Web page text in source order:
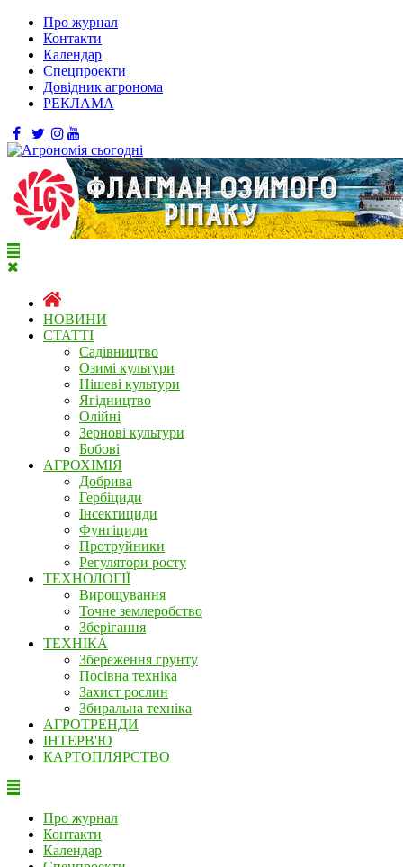
Про журнал
Контакти
Календар
Спецпроекти
Довідник агронома
РЕКЛАМА
НОВИНИ
СТАТТІ
Садівництво
Озимі культури
Нішеві культури
Ягідництво
Олійні
Зернові культури
Бобові
АГРОХІМІЯ
Добрива
Гербіциди
Інсектициди
Фунгіциди
Протруйники
Регулятори росту
ТЕХНОЛОГІЇ
Вирощування
Точне землеробство
Зберігання
ТЕХНІКА
Збереження грунту
Посівна техніка
Захист рослин
Збиральна техніка
АГРОТРЕНДИ
ІНТЕРВ'Ю
КАРТОПЛЯРСТВО
Про журнал
Контакти
Календар